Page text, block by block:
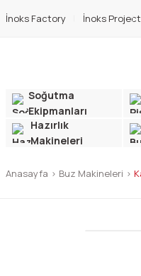
İnoks Factory İnoks Project
Soğutma
Ekipmanları
Hazırlık
Makineleri
Anasayfa Buz Makineleri